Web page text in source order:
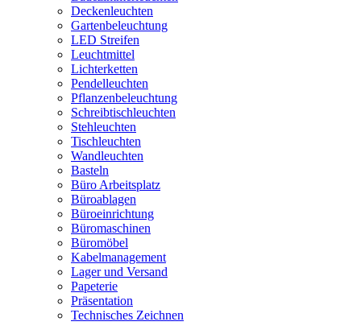
Deckenleuchten
Gartenbeleuchtung
LED Streifen
Leuchtmittel
Lichterketten
Pendelleuchten
Pflanzenbeleuchtung
Schreibtischleuchten
Stehleuchten
Tischleuchten
Wandleuchten
Basteln
Büro Arbeitsplatz
Büroablagen
Büroeinrichtung
Büromaschinen
Büromöbel
Kabelmanagement
Lager und Versand
Papeterie
Präsentation
Technisches Zeichnen